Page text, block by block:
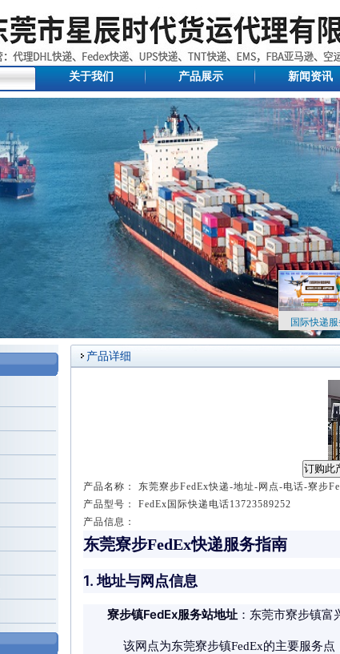
关于我们 产品展示 新闻资讯
国际快递
产品详细
产品名称： 东莞寮步FedEx快递-地址-网点-电话-寮步
产品型号： FedEx国际快递电话13723589252
产品信息：
东莞寮步FedEx快递服务指南
1. 地址与网点信息
寮步镇FedEx服务站地址 ：东莞市寮步镇富
该网点为东莞寮步镇FedEx的主要服务点